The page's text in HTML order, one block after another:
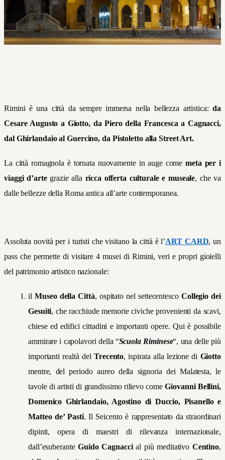
Rimini è una città da sempre immersa nella bellezza artistica:da
Cesare Augusto a Giotto, da Piero della Francesca a Cagnacci,
dal Ghirlandaio al Guercino, da Pistoletto alla Street Art.
La città romagnola è tornata nuovamente in auge comemeta per i
viaggi d’artegrazie alla ricca offerta culturale e museale, che va
dalle bellezze della Roma antica all’arte contemporanea.
Assoluta novità per i turisti che visitano la città è l’ART CARD, un
pass che permette di visitare 4 musei di Rimini, veri e propri gioielli
del patrimonio artistico nazionale:
il Museo della Città, ospitato nel settecentesco Collegio dei
Gesuiti, che racchiude memorie civiche provenienti da scavi,
chiese ed edifici cittadini e importanti opere. Qui è possibile
ammirare i capolavori della “Scuola Riminese“, una delle più
importanti realtà delTrecento, ispirata alla lezione di Giotto
mentre, del periodo aureo della signoria dei Malatesta, le
tavole di artisti di grandissimo rilievo comeGiovanni Bellini,
Domenico Ghirlandaio, Agostino di Duccio, Pisanello e
Matteo de’ Pasti. Il Seicento è rappresentato da straordinari
dipinti, opera di maestri di rilevanza internazionale,
dall’esuberanteGuido Cagnaccial più meditativo Centino,